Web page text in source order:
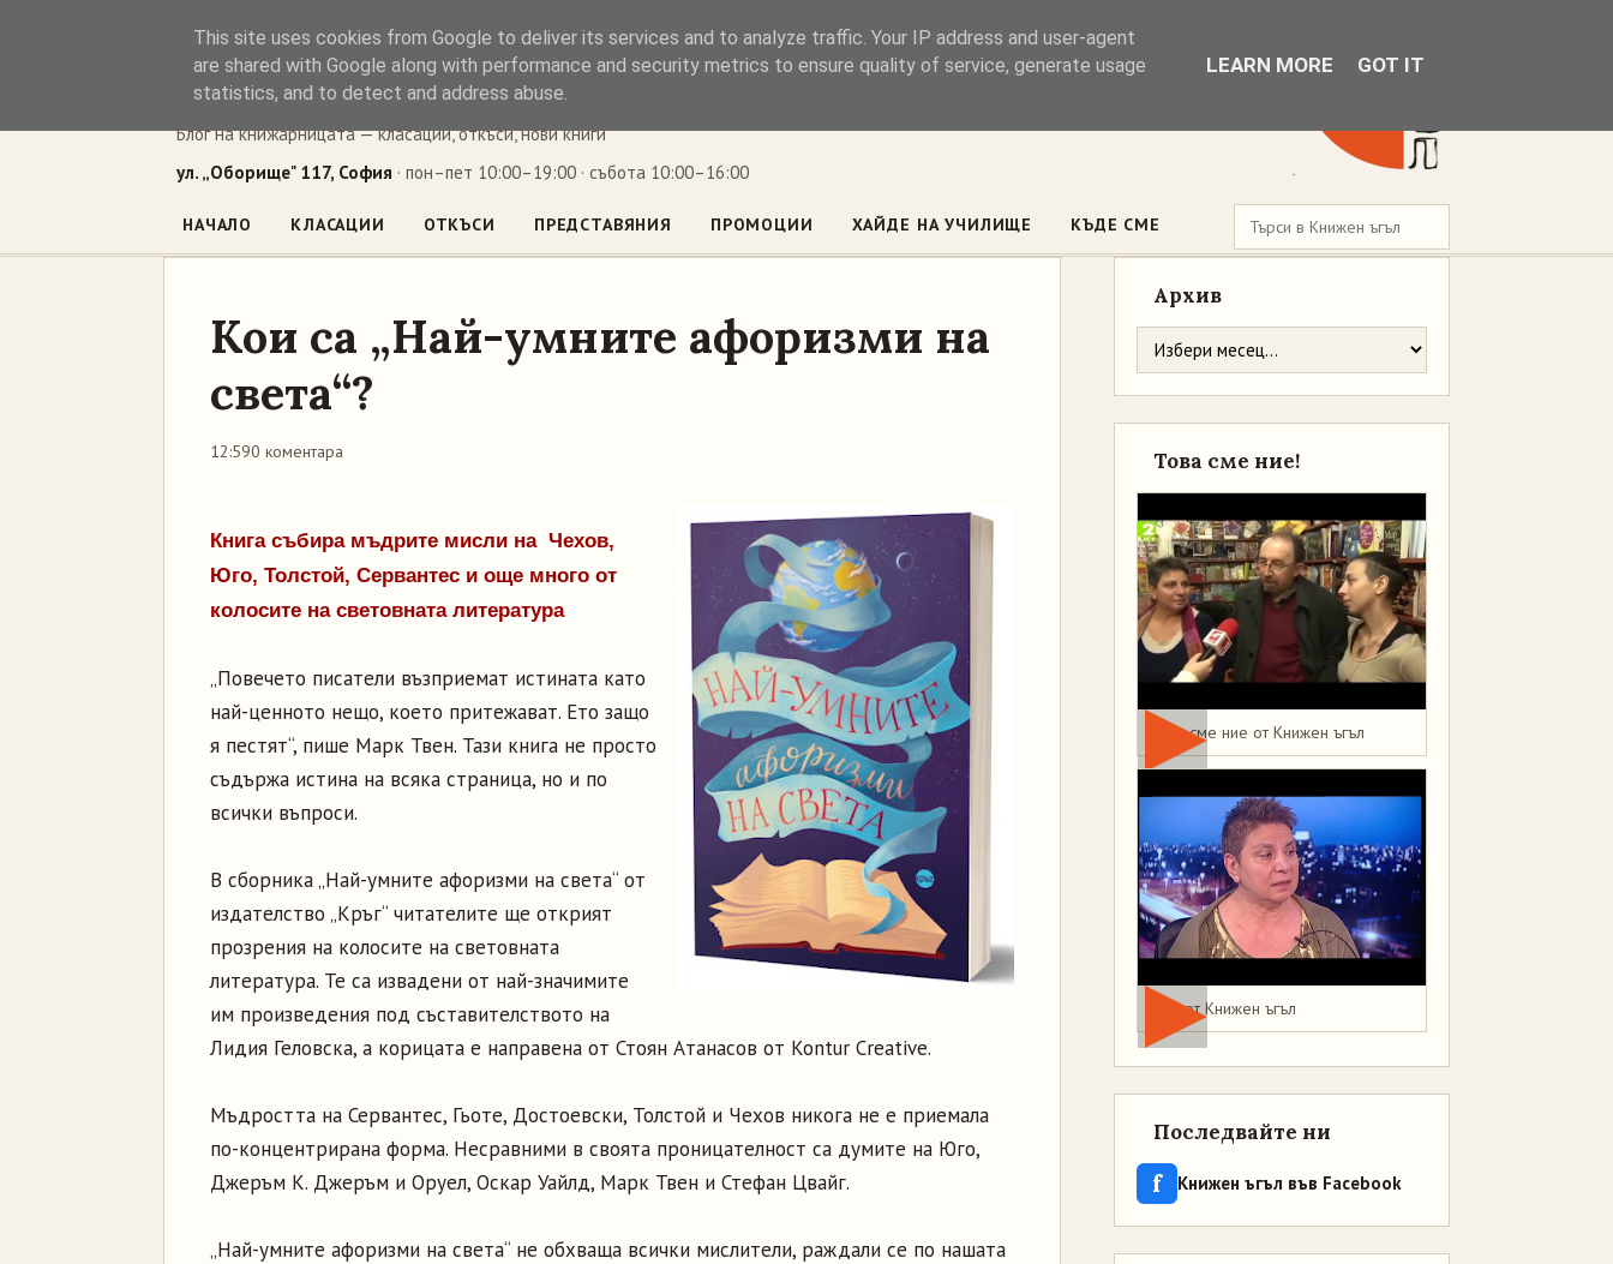
Книжен ъгъл
Блог на книжарницата — класации, откъси, нови книги
ул. „Оборище" 117, София · пон–пет 10:00–19:00 · събота 10:00–16:00
НАЧАЛО КЛАСАЦИИ ОТКЪСИ ПРЕДСТАВЯНИЯ ПРОМОЦИИ ХАЙДЕ НА УЧИЛИЩЕ КЪДЕ СМЕ
Кои са „Най-умните афоризми на
света“?
12:590 коментара
Книга събира мъдрите мисли на Чехов,
Юго, Толстой, Сервантес и още много от
колосите на световната литература
„Повечето писатели възприемат истината като
най-ценното нещо, което притежават. Ето защо
я пестят“, пише Марк Твен. Тази книга не просто
съдържа истина на всяка страница, но и по
всички въпроси.
В сборника „Най-умните афоризми на света“ от
издателство „Кръг“ читателите ще открият
прозрения на колосите на световната
литература. Те са извадени от най-значимите
им произведения под съставителството на
Лидия Геловска, а корицата е направена от Стоян Атанасов от Kontur Creative.
Мъдростта на Сервантес, Гьоте, Достоевски, Толстой и Чехов никога не е приемала
по-концентрирана форма. Несравними в своята проницателност са думите на Юго,
Джеръм К. Джеръм и Оруел, Оскар Уайлд, Марк Твен и Стефан Цвайг.
„Най-умните афоризми на света“ не обхваща всички мислители, раждали се по нашата
Архив
Това сме ние!
Това сме ние от Книжен ъгъл
Мая от Книжен ъгъл
Последвайте ни
f Книжен ъгъл във Facebook
This site uses cookies from Google to deliver its services and to analyze traffic. Your IP address and user-agent
are shared with Google along with performance and security metrics to ensure quality of service, generate usage
statistics, and to detect and address abuse.
LEARN MORE GOT IT